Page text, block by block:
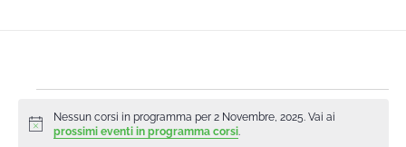
Notice
Nessun corsi in programma per 2 Novembre, 2025. Vai ai
prossimi eventi in programma corsi.